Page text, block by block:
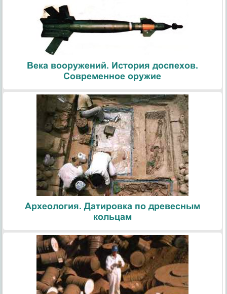
Века вооружений. История доспехов.
Современное оружие
Археология. Датировка по древесным
кольцам